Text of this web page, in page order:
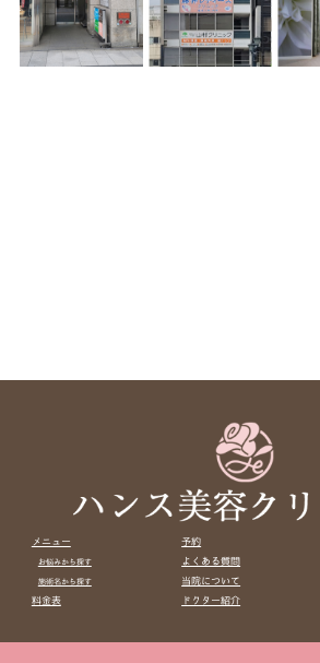
メニュー
お悩みから探す
施術名から探す
料金表
予約
よくある質問
当院について
ドクター紹介